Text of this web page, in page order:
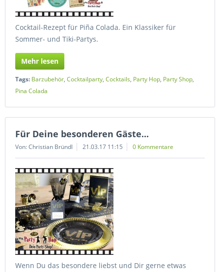
Cocktail-Rezept für Piña Colada. Ein Klassiker für
Sommer- und Tiki-Partys.
Mehr lesen
Tags: Barzubehör, Cocktailparty, Cocktails, Party Hop, Party Shop,
Pina Colada
Für Deine besonderen Gäste...
Von: Christian Bründl 21.03.17 11:15 0 Kommentare
Wenn Du das besondere liebst und Dir gerne etwas